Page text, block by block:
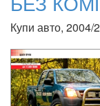
Купи авто,